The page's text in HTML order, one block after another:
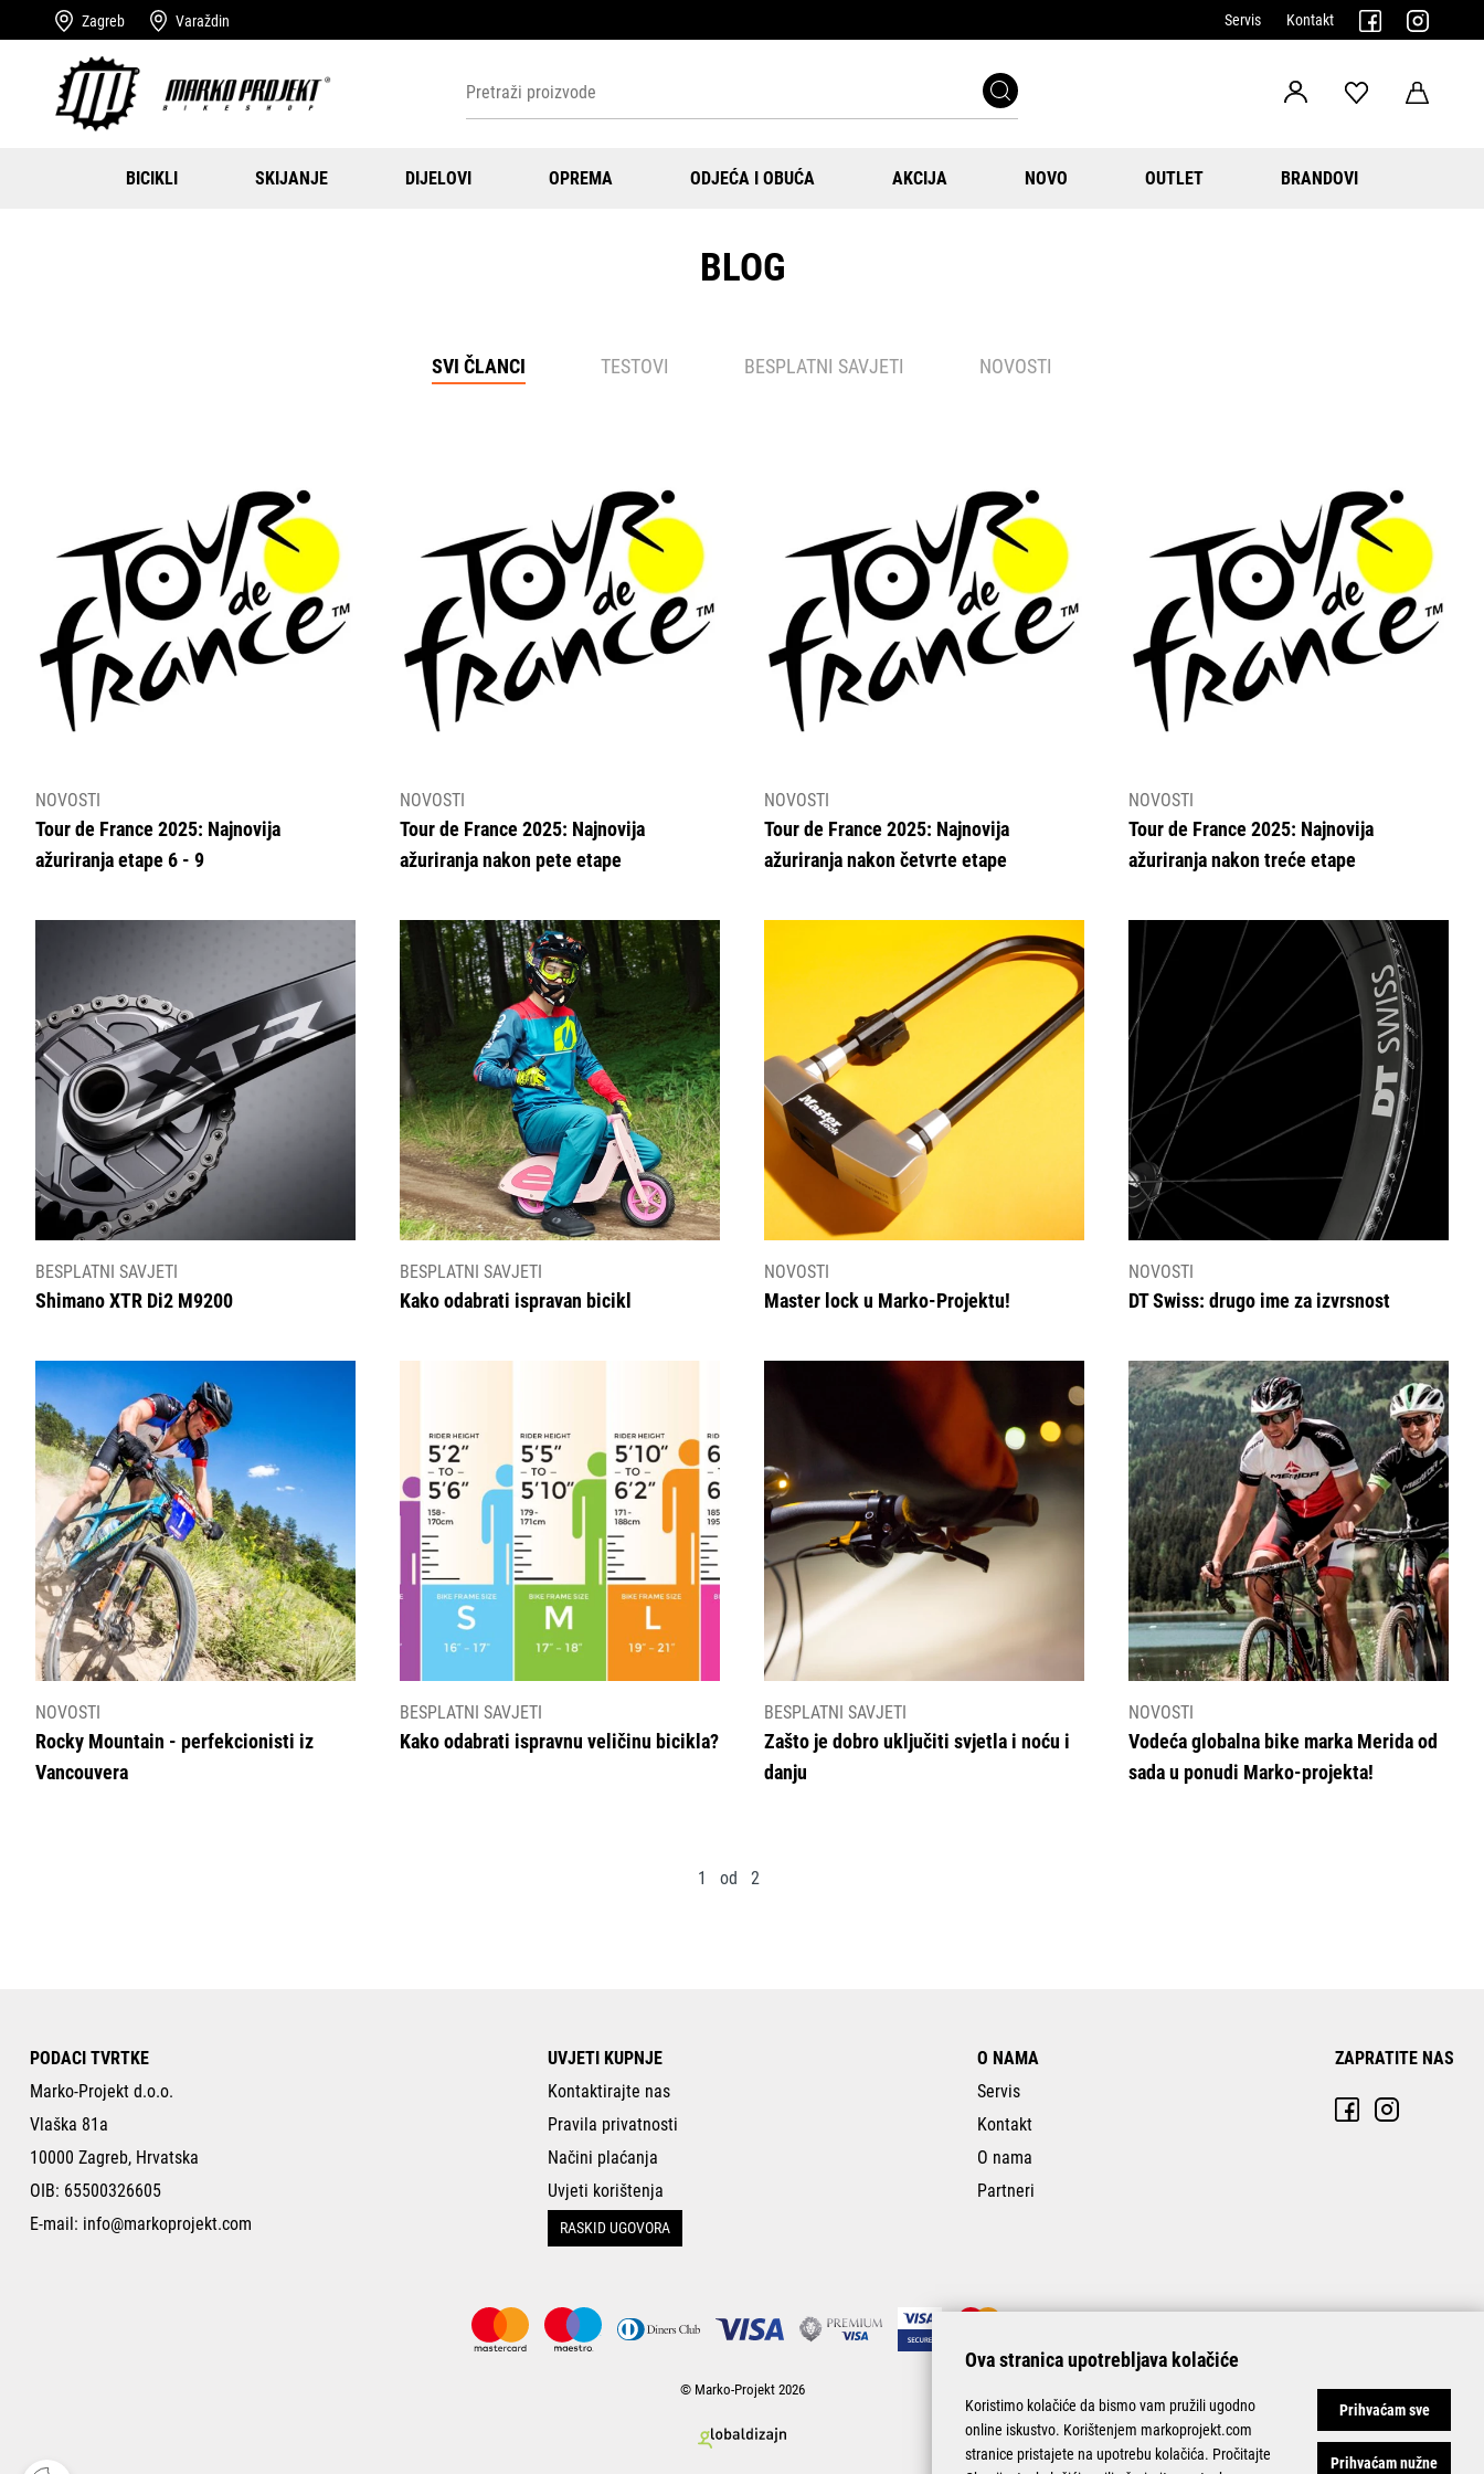
Zagreb Varaždin Servis Kontakt
BICIKLI SKIJANJE DIJELOVI OPREMA ODJEĆA I OBUĆA AKCIJA NOVO OUTLET BRANDOVI
BLOG
SVI ČLANCI TESTOVI BESPLATNI SAVJETI NOVOSTI
NOVOSTI
Tour de France 2025: Najnovija
ažuriranja etape 6 - 9
NOVOSTI
Tour de France 2025: Najnovija
ažuriranja nakon pete etape
NOVOSTI
Tour de France 2025: Najnovija
ažuriranja nakon četvrte etape
NOVOSTI
Tour de France 2025: Najnovija
ažuriranja nakon treće etape
BESPLATNI SAVJETI
Shimano XTR Di2 M9200
BESPLATNI SAVJETI
Kako odabrati ispravan bicikl
NOVOSTI
Master lock u Marko-Projektu!
NOVOSTI
DT Swiss: drugo ime za izvrsnost
NOVOSTI
Rocky Mountain - perfekcionisti iz
Vancouvera
BESPLATNI SAVJETI
Kako odabrati ispravnu veličinu bicikla?
BESPLATNI SAVJETI
Zašto je dobro uključiti svjetla i noću i
danju
NOVOSTI
Vodeća globalna bike marka Merida od
sada u ponudi Marko-projekta!
1 od 2
PODACI TVRTKE
Marko-Projekt d.o.o.
Vlaška 81a
10000 Zagreb, Hrvatska
OIB: 65500326605
E-mail: info@markoprojekt.com
UVJETI KUPNJE
Kontaktirajte nas
Pravila privatnosti
Načini plaćanja
Uvjeti korištenja
RASKID UGOVORA
O NAMA
Servis
Kontakt
O nama
Partneri
ZAPRATITE NAS
© Marko-Projekt 2026
Ova stranica upotrebljava kolačiće
Koristimo kolačiće da bismo vam pružili ugodno
online iskustvo. Korištenjem markoprojekt.com
stranice pristajete na upotrebu kolačića. Pročitajte
Prihvaćam sve
Prihvaćam nužne